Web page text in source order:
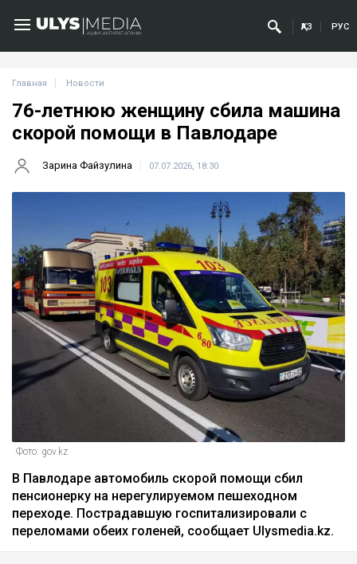
ҚАЗ РУС
Главная Новости
76-летнюю женщину сбила машина
скорой помощи в Павлодаре
Зарина Файзулина 07.07.2026, 18:30
Фото: gov.kz
В Павлодаре автомобиль скорой помощи сбил
пенсионерку на нерегулируемом пешеходном
переходе. Пострадавшую госпитализировали с
переломами обеих голеней, сообщает Ulysmedia.kz.